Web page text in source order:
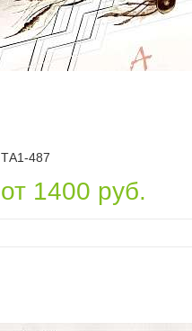
ТА1-487
от 1400 руб.